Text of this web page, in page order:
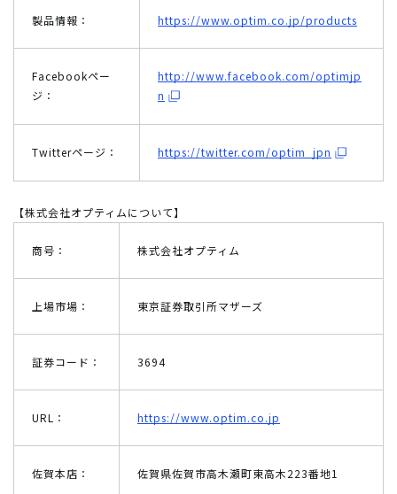
製品情報： https://www.optim.co.jp/products
Facebookペー
ジ：
http://www.facebook.com/optimjp
n
Twitterページ： https://twitter.com/optim_jpn
【株式会社オプティムについて】
商号： 株式会社オプティム
上場市場： 東京証券取引所マザーズ
証券コード： 3694
URL： https://www.optim.co.jp
佐賀本店： 佐賀県佐賀市高木瀬町東高木223番地1